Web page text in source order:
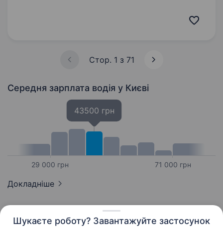
Шукаєте роботу? Завантажуйте застосунок
Стор. 1 з 71
Середня зарплата водія у Києві
29 000 грн
43500 грн
71 000 грн
Докладніше